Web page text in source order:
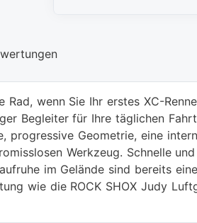
Rad, wenn Sie Ihr erstes XC-
Begleiter für Ihre täglichen
progressive Geometrie, eine
Werkzeug. Schnelle
im Gelände sind bereits
wie die ROCK SHOX Judy